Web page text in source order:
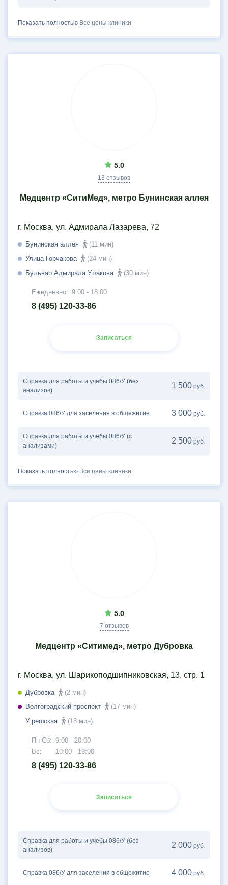
Показать полностью Все цены клиники
5.0
13 отзывов
Медцентр «СитиМед», метро Бунинская аллея
г. Москва, ул. Адмирала Лазарева, 72
Бунинская аллея
(11 мин)
Улица Горчакова
(24 мин)
Бульвар Адмирала Ушакова
(30 мин)
Ежедневно: 9:00 - 18:00
8 (495) 120-33-86
Записаться
Справка для работы и учебы 086/У (без
анализов)
1 500 руб.
Справка 086/У для заселения в общежитие 3 000 руб.
Справка для работы и учебы 086/У (с
анализами)
2 500 руб.
Показать полностью Все цены клиники
5.0
7 отзывов
Медцентр «Ситимед», метро Дубровка
г. Москва, ул. Шарикоподшипниковская, 13, стр. 1
Дубровка
(2 мин)
Волгоградский проспект
(17 мин)
Угрешская
(18 мин)
Пн-Сб: 9:00 - 20:00
Вс:
10:00 - 19:00
8 (495) 120-33-86
Записаться
Справка для работы и учебы 086/У (без
анализов)
2 000 руб.
Справка 086/У для заселения в общежитие 4 000 руб.